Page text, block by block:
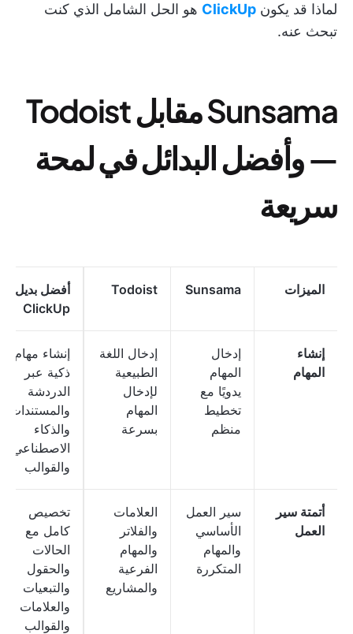
لماذا قد يكون ClickUp هو الحل الشامل الذي كنت
تبحث عنه.
Sunsama مقابل Todoist
— وأفضل البدائل في لمحة
سريعة
الميزات Sunsama
Todoist
أفضل بديل:
ClickUp
إنشاء
المهام
إدخال
المهام
يدويًا مع
تخطيط
منظم
إدخال اللغة
الطبيعية
لإدخال
المهام
بسرعة
إنشاء مهام
ذكية عبر
الدردشة
والمستندات
والذكاء
الاصطناعي
والقوالب
أتمتة سير
العمل
سير العمل
الأساسي
والمهام
المتكررة
العلامات
والفلاتر
والمهام
الفرعية
والمشاريع
تخصيص
كامل مع
الحالات
والحقول
والتبعيات
والعلامات
والقوالب